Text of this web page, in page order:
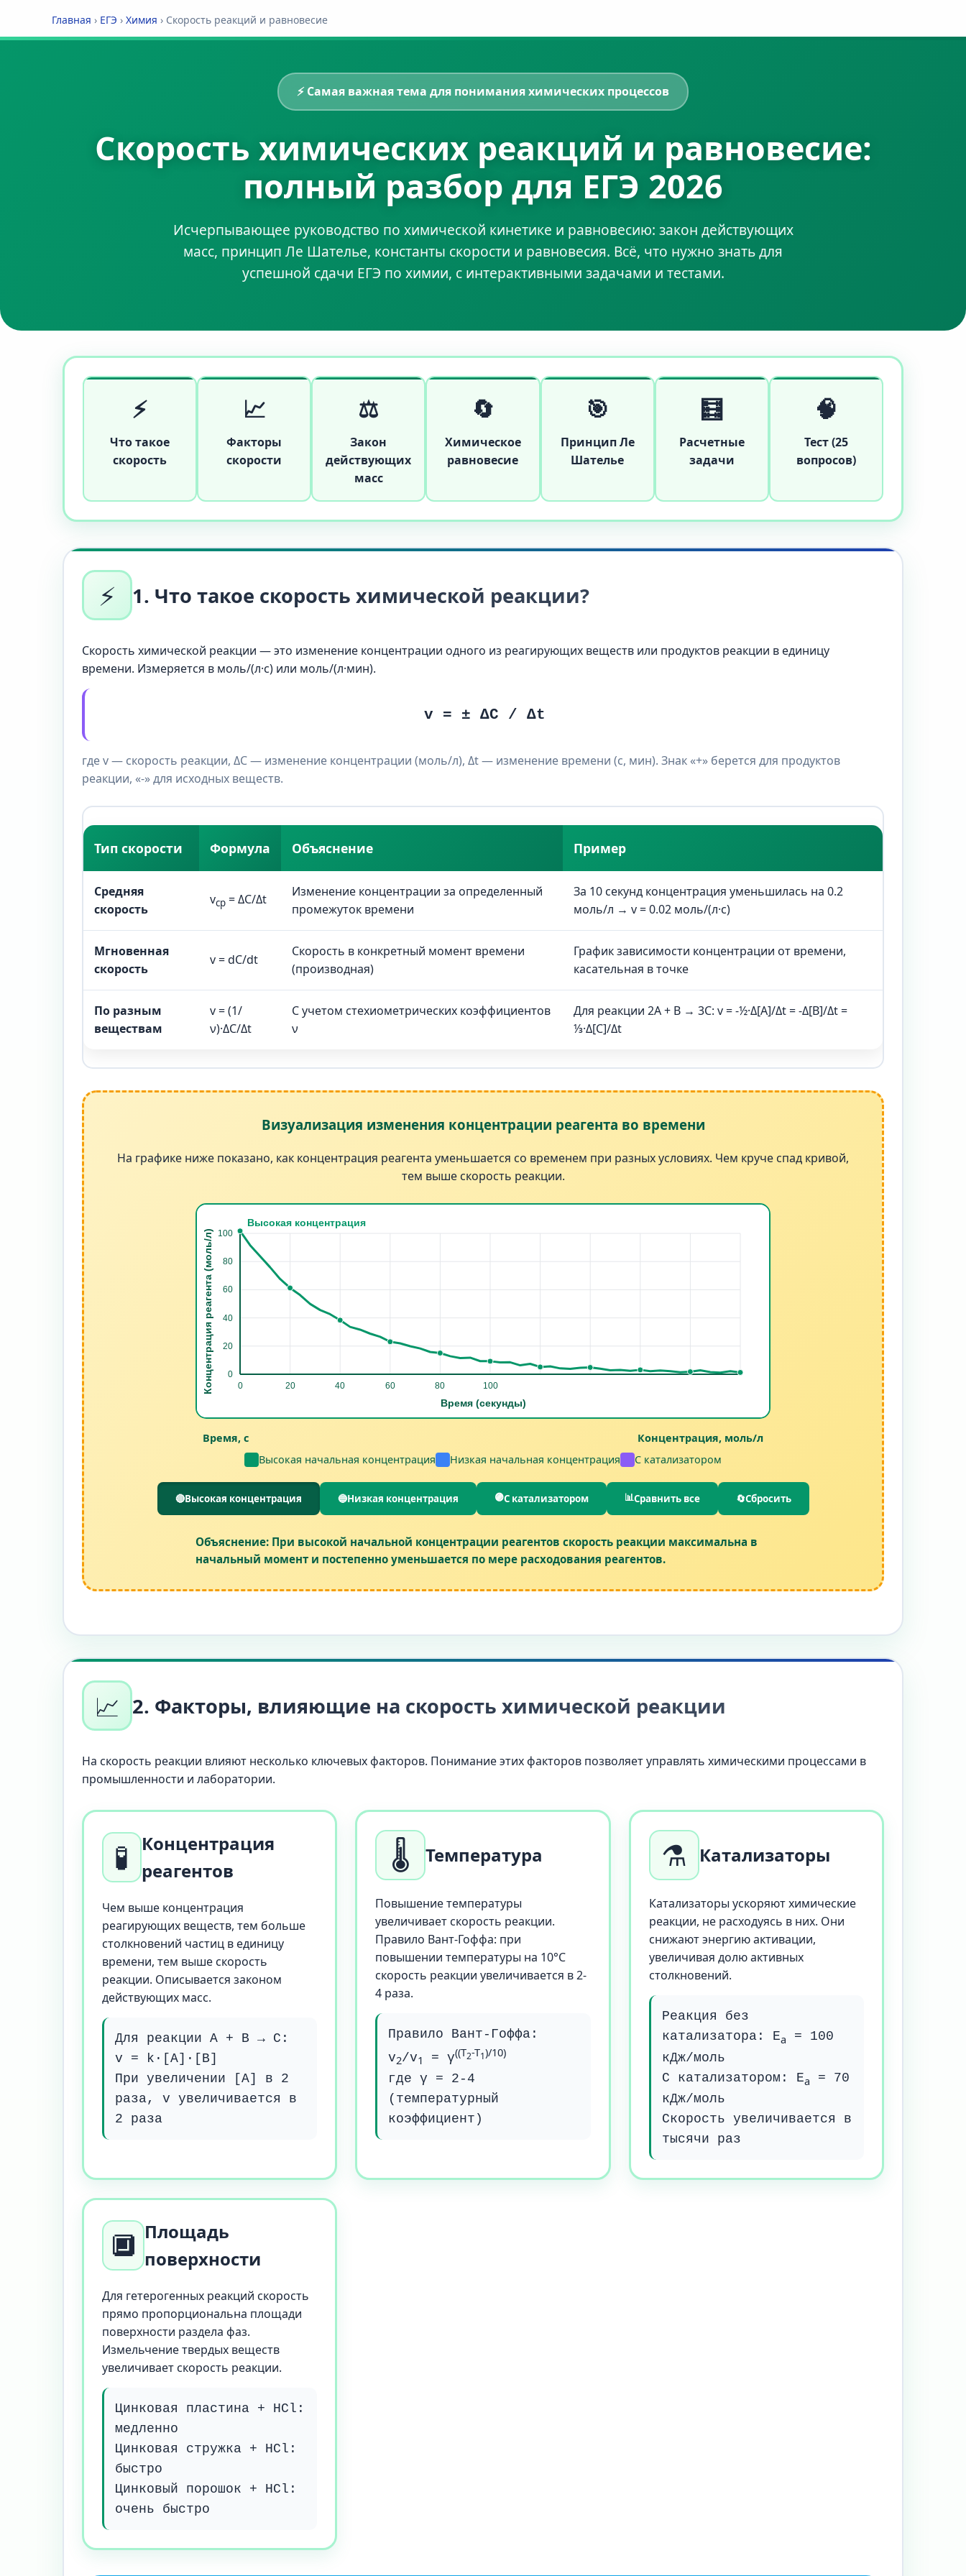
Главная › ЕГЭ › Химия › Скорость реакций и равновесие
⚡ Самая важная тема для понимания химических процессов
Скорость химических реакций и равновесие:
полный разбор для ЕГЭ 2026
Исчерпывающее руководство по химической кинетике и равновесию: закон действующих
масс, принцип Ле Шателье, константы скорости и равновесия. Всё, что нужно знать для
успешной сдачи ЕГЭ по химии, с интерактивными задачами и тестами.
⚡
Что такое
скорость
📈
Факторы
скорости
⚖️
Закон
действующих
масс
🔄
Химическое
равновесие
🎯
Принцип Ле
Шателье
🧮
Расчетные
задачи
🧠
Тест (25
вопросов)
⚡ 1. Что такое скорость химической реакции?
Скорость химической реакции — это изменение концентрации одного из реагирующих веществ или продуктов реакции в единицу
времени. Измеряется в моль/(л·с) или моль/(л·мин).
v = ± ΔC / Δt
где v — скорость реакции, ΔC — изменение концентрации (моль/л), Δt — изменение времени (с, мин). Знак «+» берется для продуктов
реакции, «-» для исходных веществ.
Тип скорости Формула Объяснение Пример
Средняя
скорость
vср = ΔC/Δt
Изменение концентрации за определенный
промежуток времени
За 10 секунд концентрация уменьшилась на 0.2
моль/л → v = 0.02 моль/(л·с)
Мгновенная
скорость
v = dC/dt
Скорость в конкретный момент времени
(производная)
График зависимости концентрации от времени,
касательная в точке
По разным
веществам
v = (1/
ν)·ΔC/Δt
С учетом стехиометрических коэффициентов
ν
Для реакции 2A + B → 3C: v = -½·Δ[A]/Δt = -Δ[B]/Δt =
⅓·Δ[C]/Δt
Визуализация изменения концентрации реагента во времени
На графике ниже показано, как концентрация реагента уменьшается со временем при разных условиях. Чем круче спад кривой,
тем выше скорость реакции.
Время, с
Концентрация, моль/л
Высокая начальная концентрация
Низкая начальная концентрация С катализатором
🔴Высокая концентрация 🔵Низкая концентрация 🟣С катализатором 📊Сравнить все 🔄Сбросить
Объяснение: При высокой начальной концентрации реагентов скорость реакции максимальна в
начальный момент и постепенно уменьшается по мере расходования реагентов.
📈 2. Факторы, влияющие на скорость химической реакции
На скорость реакции влияют несколько ключевых факторов. Понимание этих факторов позволяет управлять химическими процессами в
промышленности и лаборатории.
🧪 Концентрация
реагентов
Чем выше концентрация
реагирующих веществ, тем больше
столкновений частиц в единицу
времени, тем выше скорость
реакции. Описывается законом
действующих масс.
Для реакции A + B → C:
v = k·[A]·[B]
При увеличении [A] в 2
раза, v увеличивается в
2 раза
🌡️ Температура
Повышение температуры
увеличивает скорость реакции.
Правило Вант-Гоффа: при
повышении температуры на 10°C
скорость реакции увеличивается в 2-
4 раза.
Правило Вант-Гоффа:
v2/v1 = γ((T2-T1)/10)
где γ = 2-4
(температурный
коэффициент)
⚗️ Катализаторы
Катализаторы ускоряют химические
реакции, не расходуясь в них. Они
снижают энергию активации,
увеличивая долю активных
столкновений.
Реакция без
катализатора: Ea = 100
кДж/моль
С катализатором: Ea = 70
кДж/моль
Скорость увеличивается в
тысячи раз
🔲 Площадь
поверхности
Для гетерогенных реакций скорость
прямо пропорциональна площади
поверхности раздела фаз.
Измельчение твердых веществ
увеличивает скорость реакции.
Цинковая пластина + HCl:
медленно
Цинковая стружка + HCl:
быстро
Цинковый порошок + HCl:
очень быстро